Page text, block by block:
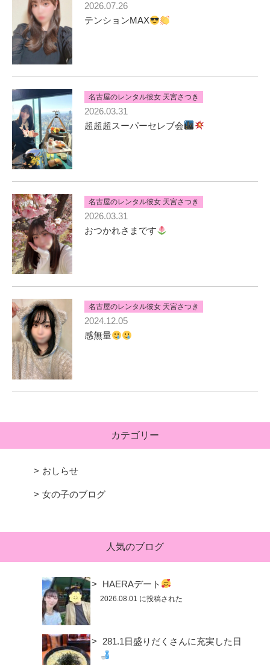
2026.07.26
テンションMAX
名古屋のレンタル彼女 天宮さつき
2026.03.31
超超超スーパーセレブ会
名古屋のレンタル彼女 天宮さつき
2026.03.31
おつかれさまです
名古屋のレンタル彼女 天宮さつき
2024.12.05
感無量
カテゴリー
おしらせ
女の子のブログ
人気のブログ
HAERAデート
2026.08.01 に投稿された
281.1日盛りだくさんに充実した日